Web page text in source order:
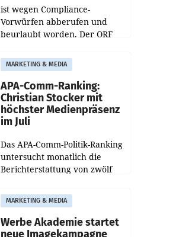
ist wegen Compliance-
Vorwürfen abberufen und
beurlaubt worden. Der ORF
entsprechende
Medienberichte.
MARKETING & MEDIA
APA-Comm-Ranking:
Christian Stocker mit
höchster Medienpräsenz
im Juli
Das APA-Comm-Politik-Ranking
untersucht monatlich die
Berichterstattung von zwölf
Tageszeitungen und analysiert,
welche Politikerinnen und
Politiker Österreichs die
MARKETING & MEDIA
Werbe Akademie startet
neue Imagekampagne